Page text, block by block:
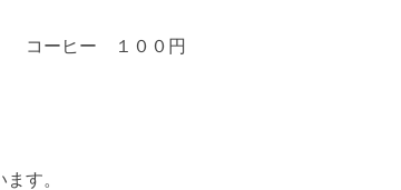
ーヒー １００円
す。